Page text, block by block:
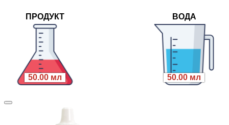
ПРОДУКТ
50.00 мл
ВОДА
50.00 мл